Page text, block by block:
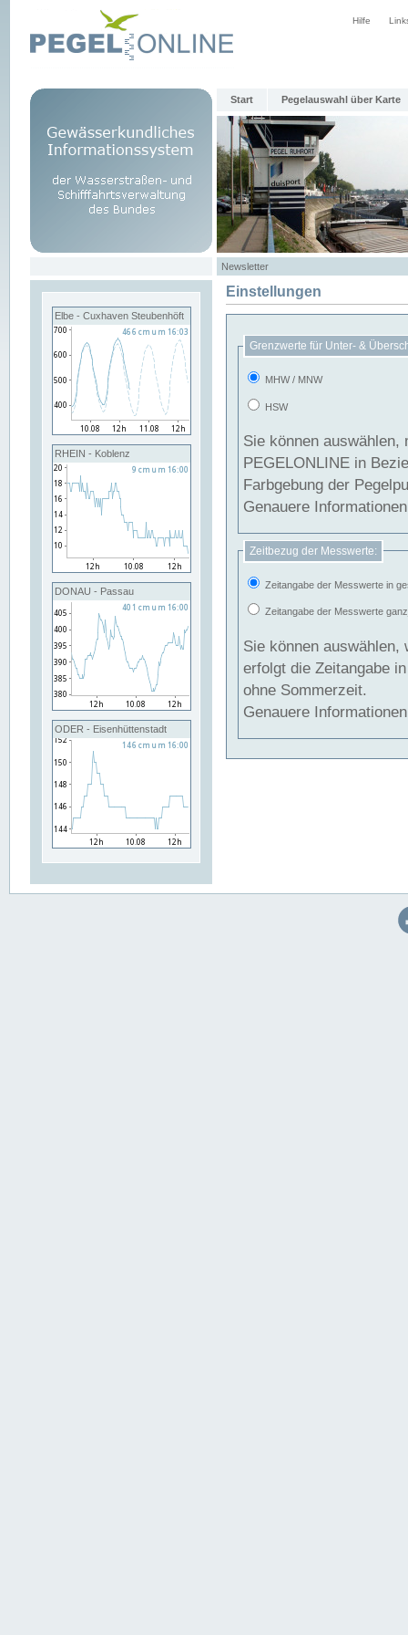
Hilfe
Start Pegelauswahl über Karte
Newsletter
Elbe - Cuxhaven Steubenhöft
RHEIN - Koblenz
DONAU - Passau
ODER - Eisenhüttenstadt
Einstellungen
Grenzwerte für Unter- &
MHW / MNW
HSW
Sie können
PEGELONLINE in Beziehung
Farbgebung der
Genauere
Zeitbezug der Messwerte:
Zeitangabe der Messwerte in
Zeitangabe der Messwerte
Sie können auswählen,
erfolgt die Zeitangabe
ohne Sommerzeit.
Genauere